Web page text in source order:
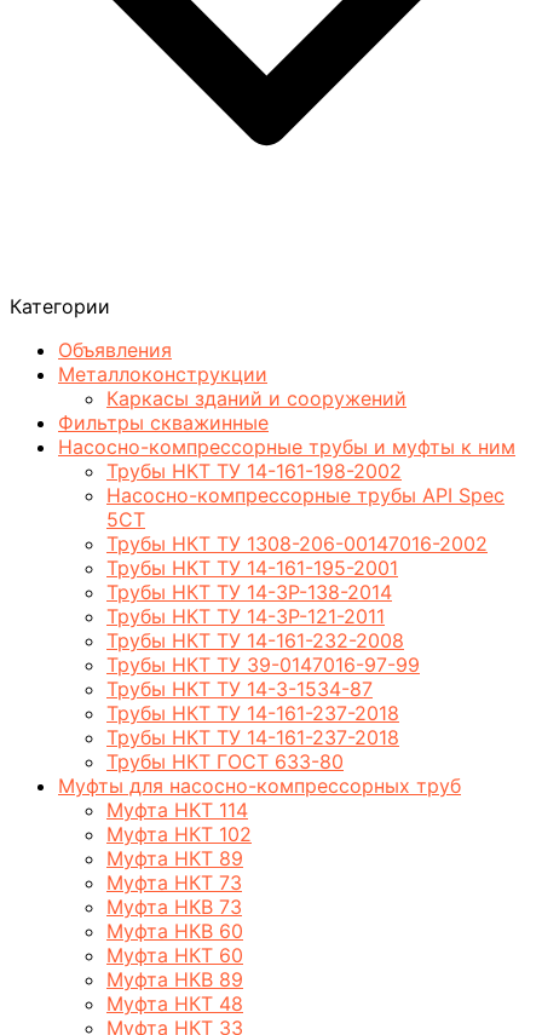
Категории
Объявления
Металлоконструкции
Каркасы зданий и сооружений
Фильтры скважинные
Насосно-компрессорные трубы и муфты к ним
Трубы НКТ ТУ 14-161-198-2002
Насосно-компрессорные трубы API Spec
5CT
Трубы НКТ ТУ 1308-206-00147016-2002
Трубы НКТ ТУ 14-161-195-2001
Трубы НКТ ТУ 14-3Р-138-2014
Трубы НКТ ТУ 14-3Р-121-2011
Трубы НКТ ТУ 14-161-232-2008
Трубы НКТ ТУ 39-0147016-97-99
Трубы НКТ ТУ 14-3-1534-87
Трубы НКТ ТУ 14-161-237-2018
Трубы НКТ ТУ 14-161-237-2018
Трубы НКТ ГОСТ 633-80
Муфты для насосно-компрессорных труб
Муфта НКТ 114
Муфта НКТ 102
Муфта НКТ 89
Муфта НКТ 73
Муфта НКВ 73
Муфта НКВ 60
Муфта НКТ 60
Муфта НКВ 89
Муфта НКТ 48
Муфта НКТ 33